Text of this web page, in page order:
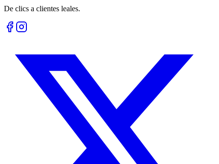
De clics a clientes leales.